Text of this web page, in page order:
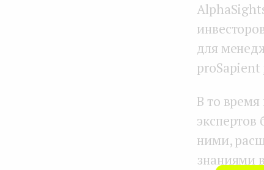
для
proSapient
В то время
ними,
знаниями